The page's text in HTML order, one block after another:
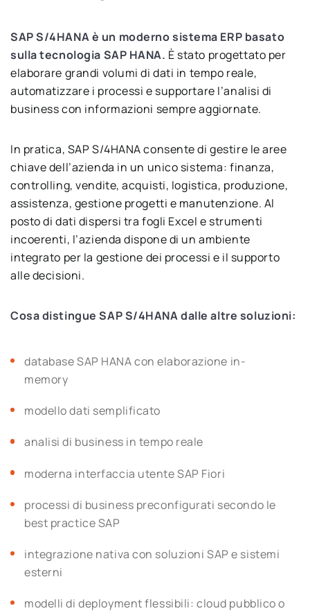
SAP S/4HANA è un moderno sistema ERP basato
sulla tecnologia SAP HANA. È stato progettato per
elaborare grandi volumi di dati in tempo reale,
automatizzare i processi e supportare l’analisi di
business con informazioni sempre aggiornate.
In pratica, SAP S/4HANA consente di gestire le aree
chiave dell’azienda in un unico sistema: finanza,
controlling, vendite, acquisti, logistica, produzione,
assistenza, gestione progetti e manutenzione. Al
posto di dati dispersi tra fogli Excel e strumenti
incoerenti, l’azienda dispone di un ambiente
integrato per la gestione dei processi e il supporto
alle decisioni.
Cosa distingue SAP S/4HANA dalle altre soluzioni:
database SAP HANA con elaborazione in-
memory
modello dati semplificato
analisi di business in tempo reale
moderna interfaccia utente SAP Fiori
processi di business preconfigurati secondo le
best practice SAP
integrazione nativa con soluzioni SAP e sistemi
esterni
modelli di deployment flessibili: cloud pubblico o